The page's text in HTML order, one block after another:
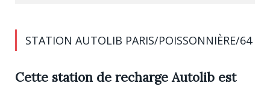
STATION AUTOLIB PARIS/POISSONNIÈRE/64
Cette station de recharge Autolib est